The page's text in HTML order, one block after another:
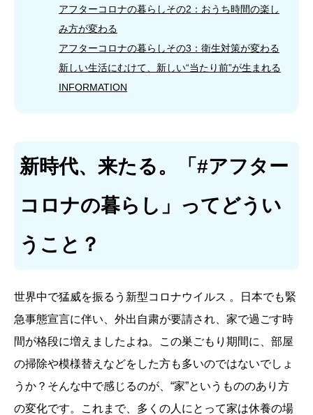
アフターコロナの暮らしその2：おうち時間の楽し
み方が変わる
アフターコロナの暮らしその3：衛生対策が変わる
新しい生活にむけて、新しい“当たり前”が生まれる
INFORMATION
新時代、来たる。「#アフター
コロナの暮らし」ってどうい
うこと？
世界中で猛威を振るう新型コロナウイルス 。日本でも緊
急事態宣言に伴い、外出自粛が要請され、家で過ごす時
間が格段に増えましたよね。この巣ごもり期間に、部屋
の掃除や模様替えなどをした方も多いのではないでしょ
うか？そんな中で感じるのが、“家”というもののあり方
の変化です。これまで、多くの人にとって家は休養の場